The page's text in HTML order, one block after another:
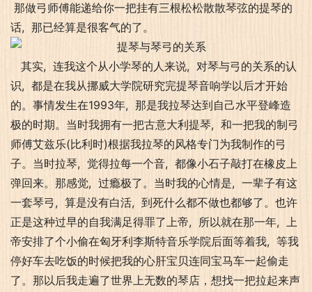
那做弓师傅能递给你一把挂有三根松松散散琴弦的提琴的
话, 那已经算是很客气的了。
其实, 连我这个从小学琴的人来说, 对琴与弓的关系的认
识, 都是在我从挪威大学院研究完提琴音响学以后才开始
的。事情发生在1993年, 那是我拉琴达到自己水平登峰造
极的时期。当时我拥有一把古意大利提琴, 和一把我的制弓
师傅艾兹乐(比利时)根据我拉琴的风格专门为我制作的弓
子。当时拉琴, 觉得拉每一个音, 都像小石子敲打在橡皮上
弹回来。那感觉, 过瘾极了。当时我的心情是, 一辈子有这
一套琴弓, 算是没有白活, 到死什么都不做也都够了。也许
正是这种过早的自我满足得罪了上帝, 所以就在那一年, 上
帝安排了个小偷在匈牙利李斯特音乐学院后面等着我, 等我
停好车去吃饭的时候把我的心肝宝贝连同宝马车一起偷走
了。那以后我走遍了世界上无数的琴店，想找一把拉起来声